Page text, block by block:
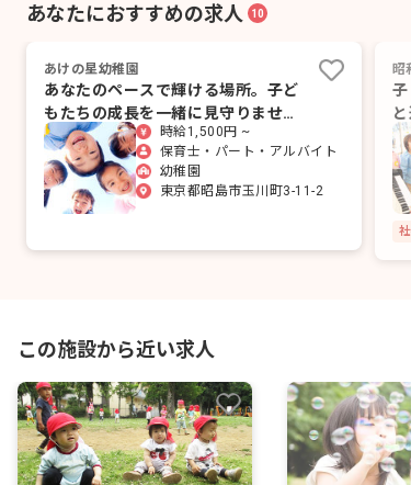
あなたにおすすめの求人 10
あけの星幼稚園
あなたのペースで輝ける場所。子ど
もたちの成長を一緒に見守りません
か？
時給1,500円 ~
保育士・パート・アルバイト
幼稚園
東京都昭島市玉川町3-11-2
昭
社
この施設から近い求人